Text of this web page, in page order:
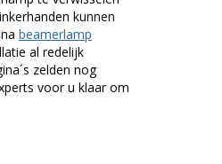
kunnen
beamerlamp
al redelijk
zelden nog
voor u klaar om